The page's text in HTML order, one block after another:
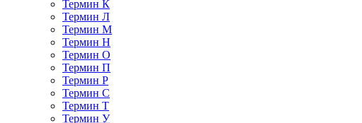
Термин К
Термин Л
Термин М
Термин Н
Термин О
Термин П
Термин Р
Термин С
Термин Т
Термин У